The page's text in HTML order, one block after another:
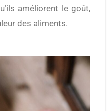
améliorent le goût,
des aliments.